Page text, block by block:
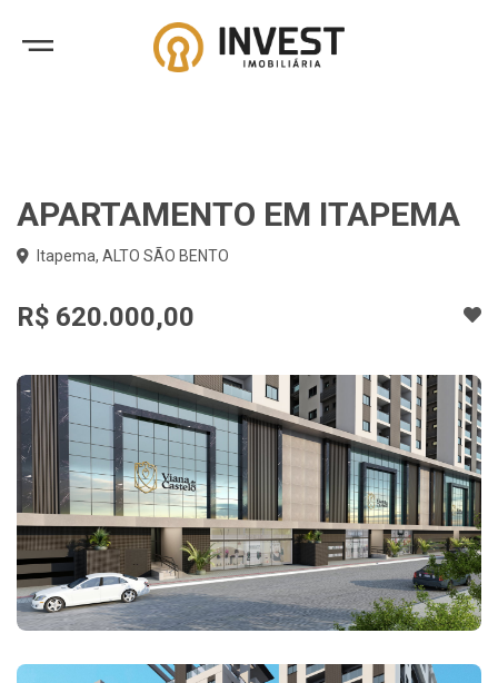
APARTAMENTO EM ITAPEMA
Itapema, ALTO SÃO BENTO
R$ 620.000,00